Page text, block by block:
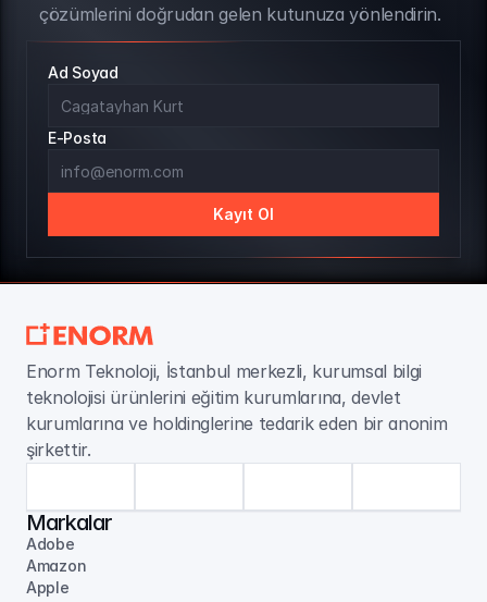
çözümlerini doğrudan gelen kutunuza yönlendirin.
Ad Soyad
E-Posta
Kayıt Ol
Enorm Teknoloji, İstanbul merkezli, kurumsal bilgi
teknolojisi ürünlerini eğitim kurumlarına, devlet
kurumlarına ve holdinglerine tedarik eden bir anonim
şirkettir.
Markalar
Adobe
Amazon
Apple